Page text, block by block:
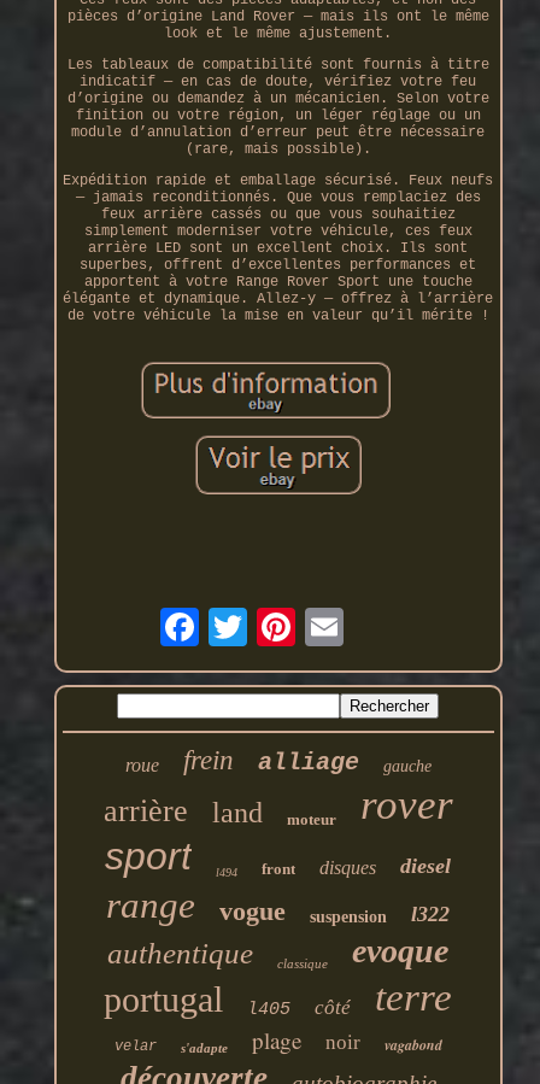
pièces d’origine Land Rover — mais ils ont le même
look et le même ajustement.
Les tableaux de compatibilité sont fournis à titre
indicatif — en cas de doute, vérifiez votre feu
d’origine ou demandez à un mécanicien. Selon votre
finition ou votre région, un léger réglage ou un
module d’annulation d’erreur peut être nécessaire
(rare, mais possible).
Expédition rapide et emballage sécurisé. Feux neufs
— jamais reconditionnés. Que vous remplaciez des
feux arrière cassés ou que vous souhaitiez
simplement moderniser votre véhicule, ces feux
arrière LED sont un excellent choix. Ils sont
superbes, offrent d’excellentes performances et
apportent à votre Range Rover Sport une touche
élégante et dynamique. Allez-y — offrez à l’arrière
de votre véhicule la mise en valeur qu’il mérite !
roue frein alliage gauche
arrière land moteur rover
sport l494 front disques diesel
range vogue suspension l322
authentique classique evoque
portugal l405 côté terre
velar s'adapte plage noir vagabond